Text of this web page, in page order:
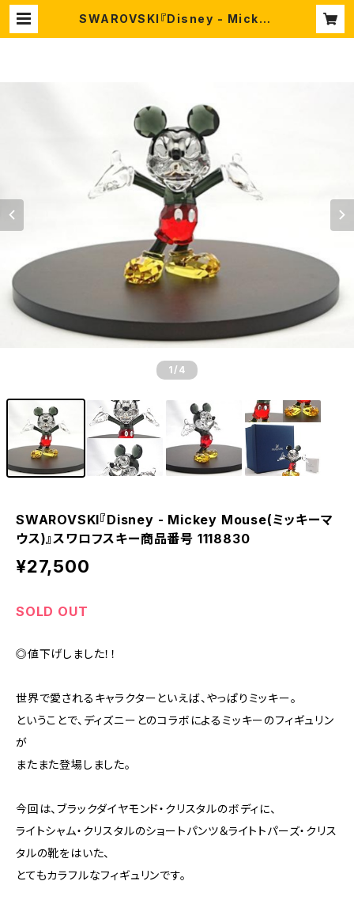
SWAROVSKI『Disney - Mickey
1 /4
SWAROVSKI『Disney - Mickey Mouse(ミッキーマ
ウス)』スワロフスキー商品番号 1118830
¥27,500
SOLD OUT
◎値下げしました！！
世界で愛されるキャラクターといえば、やっぱりミッキー。
ということで、ディズニーとのコラボによるミッキーのフィギュリン
が
またまた登場しました。
今回は、ブラックダイヤモンド・クリスタルのボディに、
ライトシャム・クリスタルのショートパンツ＆ライトトパーズ・クリス
タルの靴をはいた、
とてもカラフルなフィギュリンです。